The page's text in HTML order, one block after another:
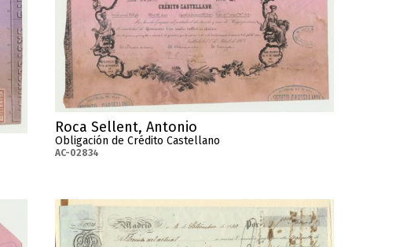
Roca Sellent, Antonio
Obligación de Crédito Castellano
AC-02834